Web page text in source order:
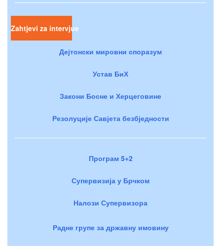
Zahtjevi za intervjue
Дејтонски мировни споразум
Устав БиХ
Закони Босне и Херцеговине
Резолуције Савјета безбједности
Програм 5+2
Супервизија у Брчком
Налози Супервизора
Радне групе за државну имовину